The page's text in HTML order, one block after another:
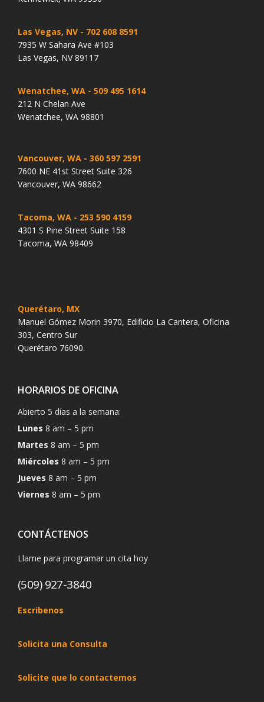
Las Vegas, NV - 702 608 8591
7935 W Sahara Ave #103
Las Vegas, NV 89117
Wenatchee, WA - 509 495 1614
212 N Chelan Ave
Wenatchee, WA 98801
Vancouver, WA - 360 597 2591
7600 NE 41st Street Suite 326
Vancouver, WA 98662
Tacoma, WA - 253 590 4159
4301 S Pine Street Suite 158
Tacoma, WA 98409
Querétaro, MX
Manuel Gómez Morin 3970, Edificio La Cantera, Oficina
303, Centro Sur
Querétaro 76090.
HORARIOS DE OFICINA
Abierto 5 días a la semana:
Lunes 8 am – 5 pm
Martes 8 am – 5 pm
Miércoles 8 am – 5 pm
Jueves 8 am – 5 pm
Viernes 8 am – 5 pm
CONTÁCTENOS
Llame para programar un cita hoy
(509) 927-3840
Escribenos
Solicita una Consulta
Solicite que lo contactemos